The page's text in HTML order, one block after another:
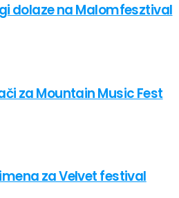
dolaze na Malomfesztival
za Mountain Music Fest
za Velvet festival